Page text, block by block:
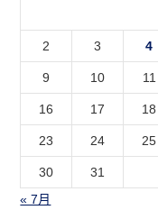
2 3 4
9 10 11
16 17 18
23 24 25
30
31
« 7月